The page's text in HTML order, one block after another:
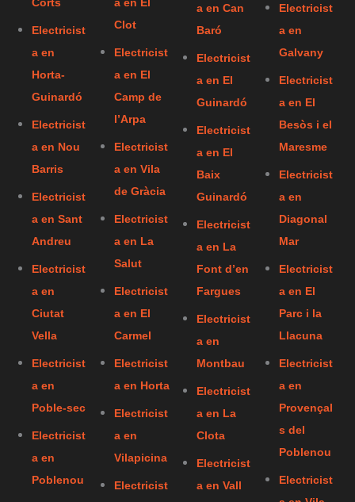
Corts
Electricist
a en
Horta-
Guinardó
Electricist
a en Nou
Barris
Electricist
a en Sant
Andreu
Electricist
a en
Ciutat
Vella
Electricist
a en
Poble-sec
Electricist
a en
Poblenou
a en El
Clot
Electricist
a en El
Camp de
l’Arpa
Electricist
a en Vila
de Gràcia
Electricist
a en La
Salut
Electricist
a en El
Carmel
Electricist
a en Horta
Electricist
a en
Vilapicina
Electricist
a en Can
Baró
Electricist
a en El
Guinardó
Electricist
a en El
Baix
Guinardó
Electricist
a en La
Font d’en
Fargues
Electricist
a en
Montbau
Electricist
a en La
Clota
Electricist
a en Vall
Electricist
a en
Galvany
Electricist
a en El
Besòs i el
Maresme
Electricist
a en
Diagonal
Mar
Electricist
a en El
Parc i la
Llacuna
Electricist
a en
Provençal
s del
Poblenou
Electricist